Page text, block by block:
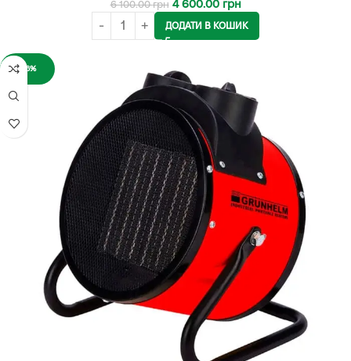
6 100.00грн 4 600.00 грн
ДОДАТИ В КОШИК
-16%